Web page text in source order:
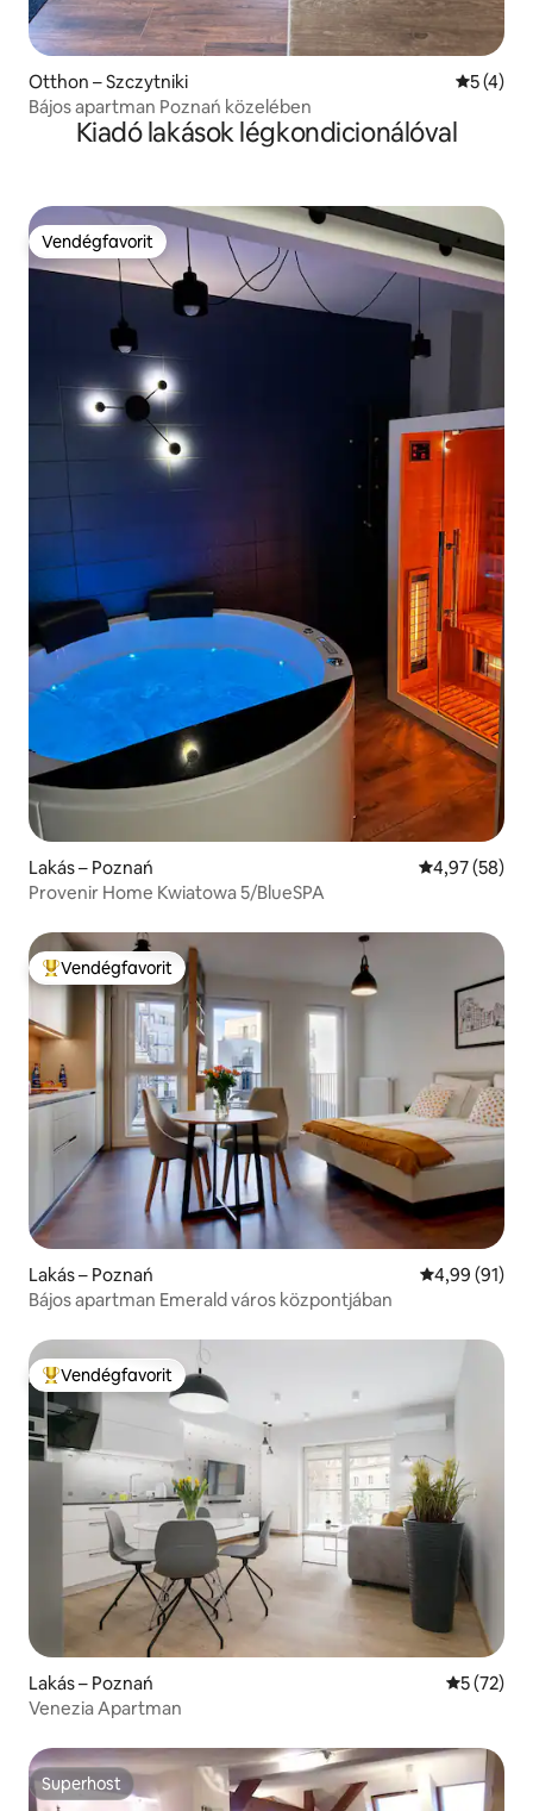
Otthon – Szczytniki Átlagos
5 (4)
Bájos apartman Poznań közelében
Kiadó lakások légkondicionálóval
Vendégfavorit
Vendégfavorit
Lakás – Poznań Átlagos
4,97 (58)
Provenir Home Kwiatowa 5/BlueSPA
Kiemelt vendégfavorit
Vendégfavorit
Lakás – Poznań Átlagos
4,99 (91)
Bájos apartman Emerald város központjában
Kiemelt vendégfavorit
Vendégfavorit
Lakás – Poznań Átlagos
5 (72)
Venezia Apartman
Superhost
Superhost